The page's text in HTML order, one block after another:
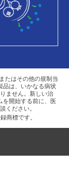
たはその他の規制当
品は、いかなる病状
ません。新しい治
を開始する前に、医
ください。
商標です。